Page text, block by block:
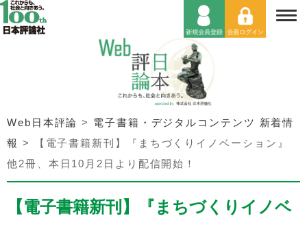
Web日本評論 > 電子書籍・デジタルコンテンツ 新着情
報 >
【電子書籍新刊】『まちづくりイノベーション』
他2冊、本日10月2日より配信開始！
【電子書籍新刊】『まちづくりイノベ